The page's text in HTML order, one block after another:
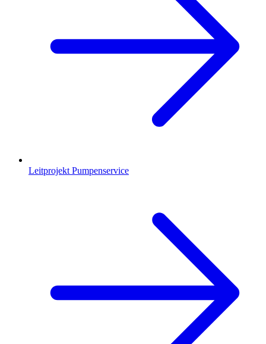
Leitprojekt Pumpenservice